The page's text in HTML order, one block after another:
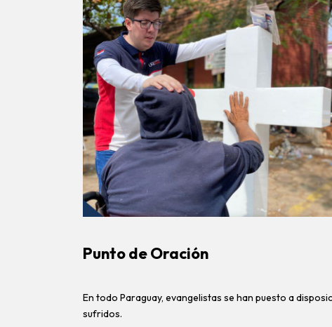
Punto de Oración
En todo Paraguay, evangelistas se han puesto a
sufridos.